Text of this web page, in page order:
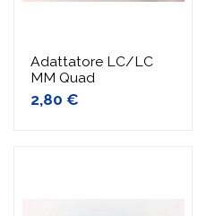
Adattatore LC/LC
MM Quad
2,80 €